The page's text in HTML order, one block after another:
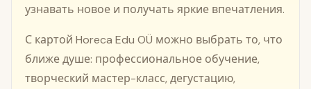
узнавать новое и получать яркие впечатления.
С картой Horeca Edu OÜ можно выбрать то, что
ближе душе: профессиональное обучение,
творческий мастер-класс, дегустацию,